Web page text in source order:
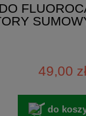
49,00 zł
do